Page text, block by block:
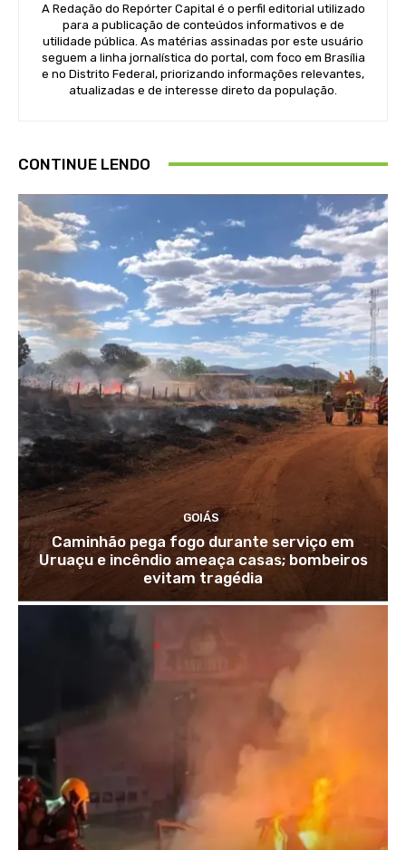
A Redação do Repórter Capital é o perfil editorial utilizado
para a publicação de conteúdos informativos e de
utilidade pública. As matérias assinadas por este usuário
seguem a linha jornalística do portal, com foco em Brasília
e no Distrito Federal, priorizando informações relevantes,
atualizadas e de interesse direto da população.
CONTINUE LENDO
GOIÁS
Caminhão pega fogo durante serviço em
Uruaçu e incêndio ameaça casas; bombeiros
evitam tragédia